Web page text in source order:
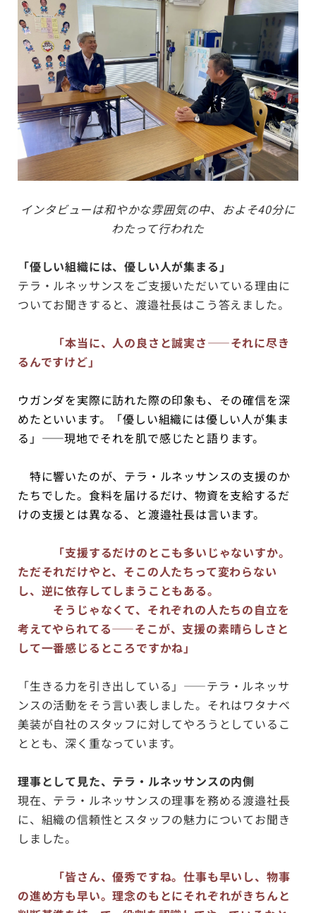
インタビューは和やかな雰囲気の中、およそ40分に
わたって行われた
「優しい組織には、優しい人が集まる」
テラ・ルネッサンスをご支援いただいている理由に
ついてお聞きすると、渡邉社長はこう答えました。
「本当に、人の良さと誠実さ——それに尽き
るんですけど」
ウガンダを実際に訪れた際の印象も、その確信を深
めたといいます。「優しい組織には優しい人が集ま
る」——現地でそれを肌で感じたと語ります。
特に響いたのが、テラ・ルネッサンスの支援のか
たちでした。食料を届けるだけ、物資を支給するだ
けの支援とは異なる、と渡邉社長は言います。
「支援するだけのとこも多いじゃないすか。
ただそれだけやと、そこの人たちって変わらない
し、逆に依存してしまうこともある。
そうじゃなくて、それぞれの人たちの自立を
考えてやられてる——そこが、支援の素晴らしさと
して一番感じるところですかね」
「生きる力を引き出している」——テラ・ルネッサ
ンスの活動をそう言い表しました。それはワタナベ
美装が自社のスタッフに対してやろうとしているこ
ととも、深く重なっています。
理事として見た、テラ・ルネッサンスの内側
現在、テラ・ルネッサンスの理事を務める渡邉社長
に、組織の信頼性とスタッフの魅力についてお聞き
しました。
「皆さん、優秀ですね。仕事も早いし、物事
の進め方も早い。理念のもとにそれぞれがきちんと